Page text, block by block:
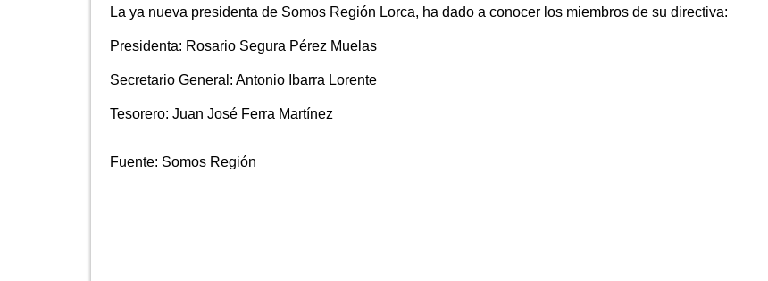
La ya nueva presidenta de Somos Región Lorca, ha dado a conocer los miembros de su directiva:
Presidenta: Rosario Segura Pérez Muelas
Secretario General: Antonio Ibarra Lorente
Tesorero: Juan José Ferra Martínez
Fuente: Somos Región